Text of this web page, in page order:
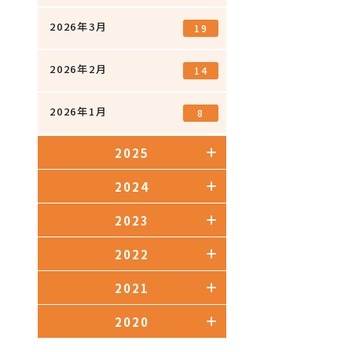
2026年3月 19
2026年2月 14
2026年1月 8
2025
2024
2023
2022
2021
2020